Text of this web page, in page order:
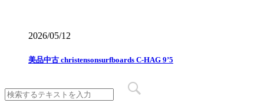
2026/05/12
美品中古 christensonsurfboards C-HAG 9’5